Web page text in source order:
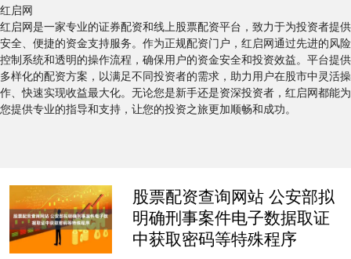
红启网
红启网是一家专业的证券配资和线上股票配资平台，致力于为投资者提供
安全、便捷的资金支持服务。作为正规配资门户，红启网通过先进的风险
控制系统和透明的操作流程，确保用户的资金安全和投资效益。平台提供
多样化的配资方案，以满足不同投资者的需求，助力用户在股市中灵活操
作、快速实现收益最大化。无论您是新手还是资深投资者，红启网都能为
您提供专业的指导和支持，让您的投资之旅更加顺畅和成功。
股票配资查询网站 公安部拟
明确刑事案件电子数据取证
中获取密码等特殊程序